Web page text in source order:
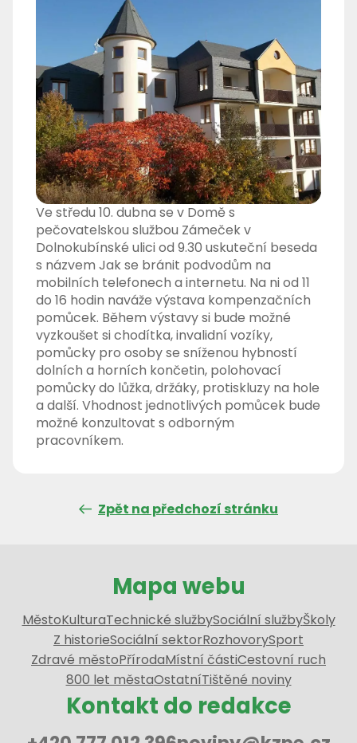
Ve středu 10. dubna se v Domě s
pečovatelskou službou Zámeček v
Dolnokubínské ulici od 9.30 uskuteční beseda
s názvem Jak se bránit podvodům na
mobilních telefonech a internetu. Na ni od 11
do 16 hodin naváže výstava kompenzačních
pomůcek. Během výstavy si bude možné
vyzkoušet si chodítka, invalidní vozíky,
pomůcky pro osoby se sníženou hybností
dolních a horních končetin, polohovací
pomůcky do lůžka, držáky, protiskluzy na hole
a další. Vhodnost jednotlivých pomůcek bude
možné konzultovat s odborným
pracovníkem.
Zpět na předchozí stránku
Mapa webu
MěstoKulturaTechnické službySociální službyŠkoly
Z historieSociální sektorRozhovorySport
Zdravé městoPřírodaMístní částiCestovní ruch
800 let městaOstatníTištěné noviny
Kontakt do redakce